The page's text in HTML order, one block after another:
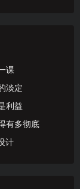
课
淡定
利益
有多彻底
计